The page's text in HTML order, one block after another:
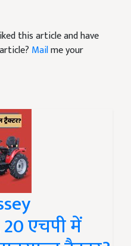
this article and have
Mailme your
एचपी में